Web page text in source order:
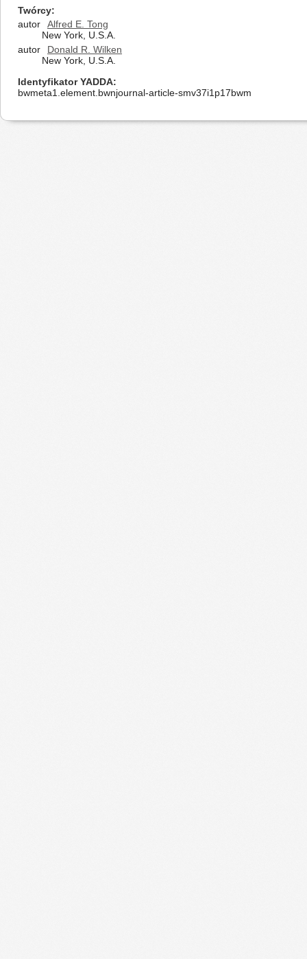
Twórcy
autor
Alfred E. Tong
New York, U.S.A.
autor
Donald R. Wilken
New York, U.S.A.
Identyfikator YADDA
bwmeta1.element.bwnjournal-article-smv37i1p17bwm